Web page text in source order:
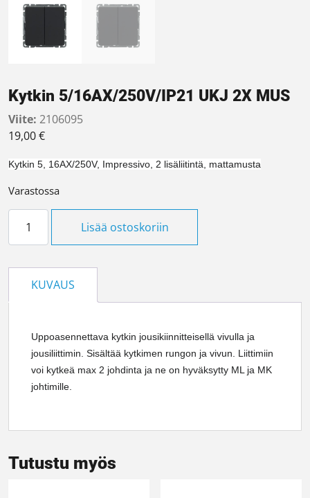
Kytkin 5/16AX/250V/IP21 UKJ 2X MUS
Viite: 2106095
19,00€
Kytkin 5, 16AX/250V, Impressivo, 2 lisäliitintä, mattamusta
Varastossa
Lisää ostoskoriin
KUVAUS
Uppoasennettava kytkin jousikiinnitteisellä vivulla ja
jousiliittimin. Sisältää kytkimen rungon ja vivun. Liittimiin
voi kytkeä max 2 johdinta ja ne on hyväksytty ML ja MK
johtimille.
Tutustu myös